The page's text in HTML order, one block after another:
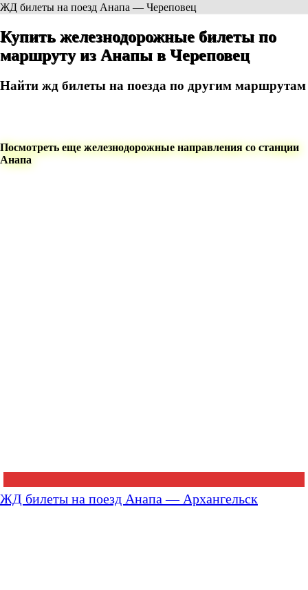
ЖД билеты на поезд Анапа — Череповец
Купить железнодорожные билеты по
маршруту из Анапы в Череповец
Найти жд билеты на поезда по другим маршрутам
Посмотреть еще железнодорожные направления со станции
Анапа
ЖД билеты на поезд Анапа — Архангельск